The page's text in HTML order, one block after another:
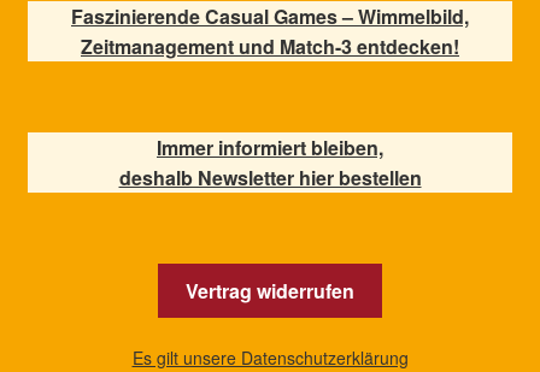
Faszinierende Casual Games – Wimmelbild,
Zeitmanagement und Match-3 entdecken!
Immer informiert bleiben,
deshalb Newsletter hier bestellen
Vertrag widerrufen
Es gilt unsere Datenschutzerklärung